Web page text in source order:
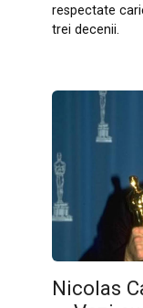
respectate
trei decenii.
Nicolas